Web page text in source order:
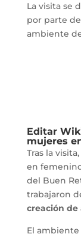
La visita se
por parte
ambiente
Editar
mujeres
Tras la
en
del Buen
trabajaron
creación de
El